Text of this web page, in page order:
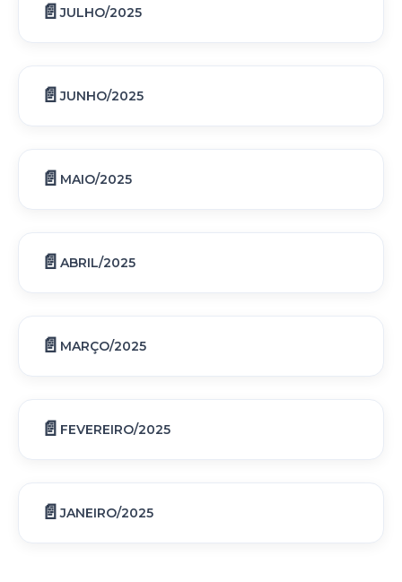
JULHO/2025
JUNHO/2025
MAIO/2025
ABRIL/2025
MARÇO/2025
FEVEREIRO/2025
JANEIRO/2025